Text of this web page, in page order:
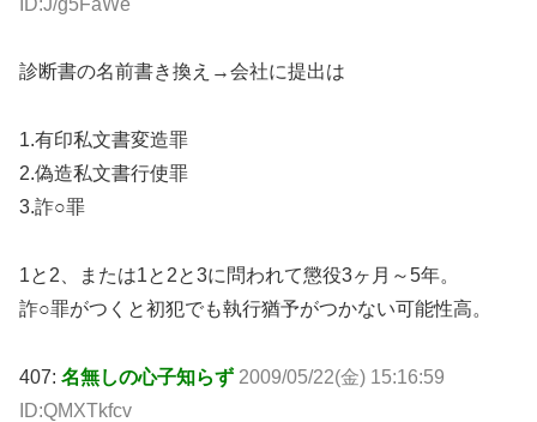
診断書の名前書き換え→会社に提出は
1.有印私文書変造罪
2.偽造私文書行使罪
3.詐○罪
1と2、または1と2と3に問われて懲役3ヶ月～5年。
詐○罪がつくと初犯でも執行猶予がつかない可能性高。
407: 名無しの心子知らず 2009/05/22(金) 15:16:59
ID:QMXTkfcv